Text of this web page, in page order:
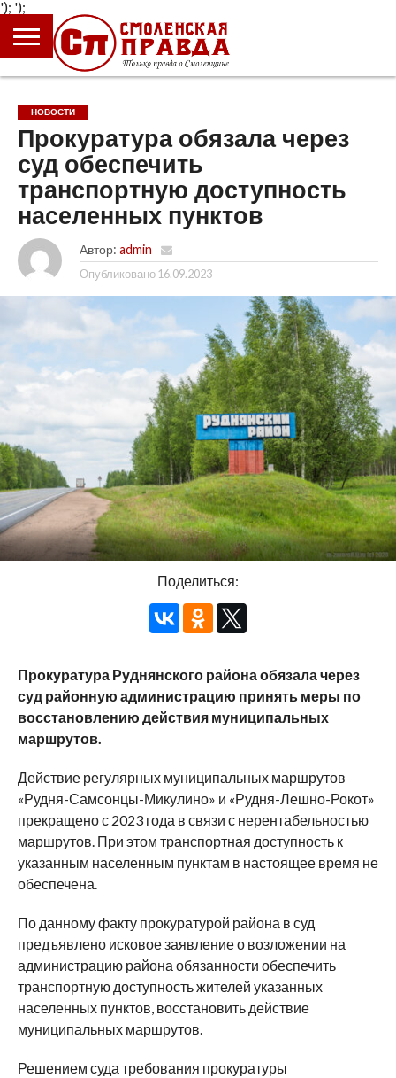
');
ГЛАВНАЯ
НОВОСТИ
ПРОИСШЕСТВИЯ
ПОЛИТИКА
КУЛЬТУРА
ЭКОНОМИКА
ОБЩЕСТВО
БЛОГИ
НОВОСТИ
Прокуратура обязала через
суд обеспечить
транспортную доступность
населенных пунктов
Автор: admin
Опубликовано 16.09.2023
Поделиться:
Прокуратура Руднянского района обязала через
суд районную администрацию принять меры по
восстановлению действия муниципальных
маршрутов.
Действие регулярных муниципальных маршрутов
«Рудня-Самсонцы-Микулино» и «Рудня-Лешно-Рокот»
прекращено с 2023 года в связи с нерентабельностью
маршрутов. При этом транспортная доступность к
указанным населенным пунктам в настоящее время не
обеспечена.
По данному факту прокуратурой района в суд
предъявлено исковое заявление о возложении на
администрацию района обязанности обеспечить
транспортную доступность жителей указанных
населенных пунктов, восстановить действие
муниципальных маршрутов.
Решением суда требования прокуратуры
');